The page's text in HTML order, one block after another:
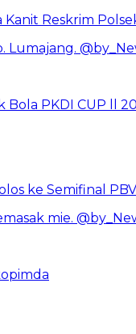
Reskrim
PKDI CUP ll
ke Semifinal